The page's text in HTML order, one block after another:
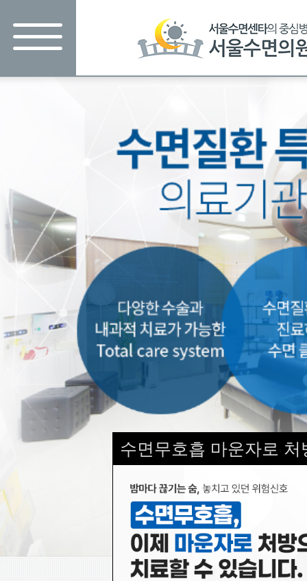
서울수면의원
수면무호흡 마운자로 처